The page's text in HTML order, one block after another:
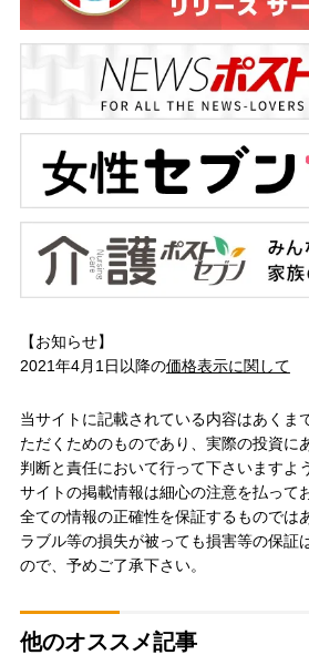
【お知らせ】
2021年4月1日以降の価格表示に関して
当サイトに記載されている内容はあくま
ただくためのものであり、実際の投資に
判断と責任において行って下さいますよ
サイトの掲載情報は細心の注意を払って
全ての情報の正確性を保証するものでは
ラブル等の損失が被っても損害等の保証
ので、予めご了承下さい。
他のオススメ記事